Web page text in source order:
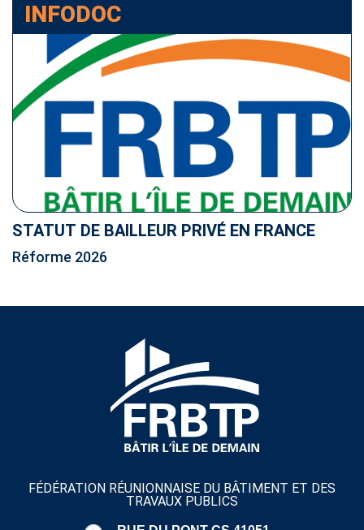
INFODOC
STATUT DE BAILLEUR PRIVÉ EN FRANCE
Réforme 2026
FÉDÉRATION RÉUNIONNAISE DU BÂTIMENT ET DES
TRAVAUX PUBLICS